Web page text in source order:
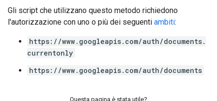
Gli script che utilizzano questo metodo richiedono
l'autorizzazione con uno o più dei seguenti ambiti:
https://www.googleapis.com/auth/documents.
currentonly
https://www.googleapis.com/auth/documents
Questa pagina è stata utile?